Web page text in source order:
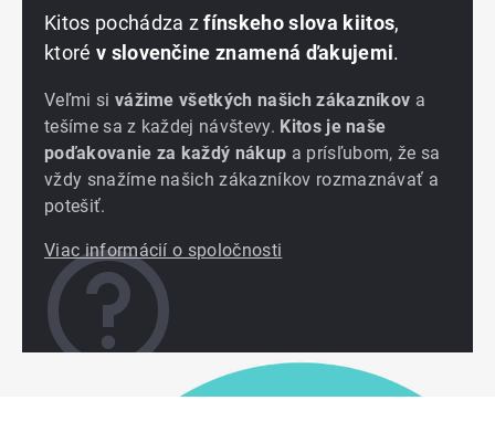
Kitos pochádza zfínskeho slova kiitos,
ktoré v slovenčine znamená ďakujemi.
Veľmi si vážime všetkých našich zákazníkov a
tešíme sa z každej návštevy. Kitos je naše
poďakovanie za každý nákup a prísľubom, že sa
vždy snažíme našich zákazníkov rozmaznávať a
potešiť.
Viac informácií o spoločnosti